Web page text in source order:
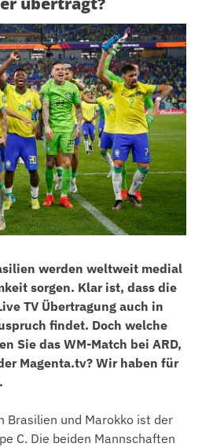
werden weltweit medial
sorgen. Klar ist, dass die
TV Übertragung auch in
findet. Doch welche
Sie das WM-Match bei ARD,
Magenta.tv? Wir haben für
Brasilien und Marokko ist der
C. Die beiden Mannschaften